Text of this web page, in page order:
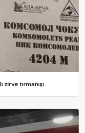
zirve tırmanışı